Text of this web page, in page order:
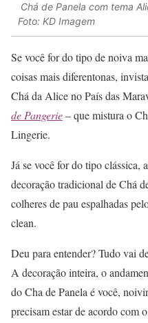
Chá de Panela com tema
Foto: KD Imagem
Se você for do tipo de noiva
coisas mais diferentonas,
Chá da Alice no País das
de Pangerie– que mistura o
Lingerie.
Já se você for do tipo clássica,
decoração tradicional de Chá
colheres de pau espalhadas
clean.
Deu para entender? Tudo vai
A decoração inteira, o
do Cha de Panela é você,
precisam estar de acordo com